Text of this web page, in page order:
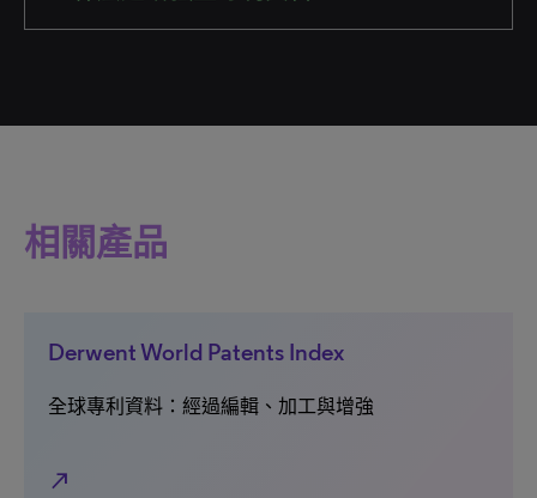
相關產品
Derwent World Patents Index
全球專利資料：經過編輯、加工與增強
north_east